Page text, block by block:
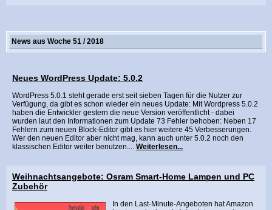
News aus Woche 51 / 2018
Neues WordPress Update: 5.0.2
WordPress 5.0.1 steht gerade erst seit sieben Tagen für die Nutzer zur
Verfügung, da gibt es schon wieder ein neues Update: Mit Wordpress 5.0.2
haben die Entwickler gestern die neue Version veröffentlicht - dabei
wurden laut den Informationen zum Update 73 Fehler behoben: Neben 17
Fehlern zum neuen Block-Editor gibt es hier weitere 45 Verbesserungen.
Wer den neuen Editor aber nicht mag, kann auch unter 5.0.2 noch den
klassischen Editor weiter benutzen.... Weiterlesen...
Weihnachtsangebote: Osram Smart-Home Lampen und PC
Zubehör
In den Last-Minute-Angeboten hat Amazon